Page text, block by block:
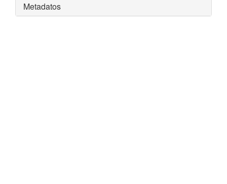
Metadatos